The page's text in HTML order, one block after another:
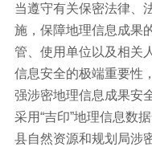
当遵守有关保密法律、
施，保障地理信息成果
管、使用单位以及相关
信息安全的极端重要性
强涉密地理信息成果安
采用“吉印”地理信息数
县自然资源和规划局涉